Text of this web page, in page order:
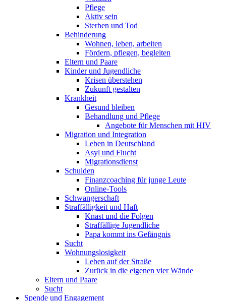
Pflege
Aktiv sein
Sterben und Tod
Behinderung
Wohnen, leben, arbeiten
Fördern, pflegen, begleiten
Eltern und Paare
Kinder und Jugendliche
Krisen überstehen
Zukunft gestalten
Krankheit
Gesund bleiben
Behandlung und Pflege
Angebote für Menschen mit HIV
Migration und Integration
Leben in Deutschland
Asyl und Flucht
Migrationsdienst
Schulden
Finanzcoaching für junge Leute
Online-Tools
Schwangerschaft
Straffälligkeit und Haft
Knast und die Folgen
Straffällige Jugendliche
Papa kommt ins Gefängnis
Sucht
Wohnungslosigkeit
Leben auf der Straße
Zurück in die eigenen vier Wände
Eltern und Paare
Sucht
Spende und Engagement